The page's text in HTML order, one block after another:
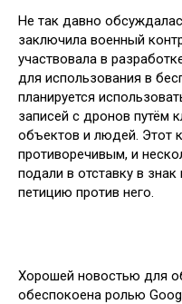
Не так давно
заключила военный
участвовала в
для использования в
планируется
записей с дронов путём
объектов и людей. Этот
противоречивым, и
подали в отставку в
петицию против него.
Хорошей новостью для
обеспокоена ролью